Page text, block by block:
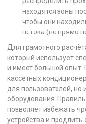
находятся зоны
чтобы они
потока (не прямо
Для грамотного
который использует
и имеет большой опыт.
кассетных
для пользователей, но
оборудования.
позволяет избежать
устройства и